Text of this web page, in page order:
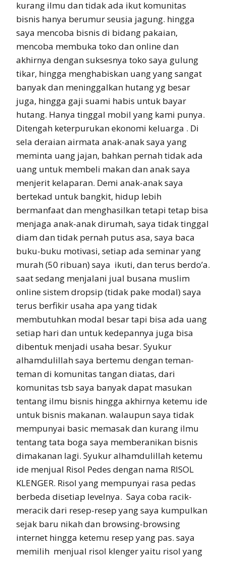
kurang ilmu dan tidak ada ikut komunitas
bisnis hanya berumur seusia jagung. hingga
saya mencoba bisnis di bidang pakaian,
mencoba membuka toko dan online dan
akhirnya dengan suksesnya toko saya gulung
tikar, hingga menghabiskan uang yang sangat
banyak dan meninggalkan hutang yg besar
juga, hingga gaji suami habis untuk bayar
hutang. Hanya tinggal mobil yang kami punya.
Ditengah keterpurukan ekonomi keluarga . Di
sela deraian airmata anak-anak saya yang
meminta uang jajan, bahkan pernah tidak ada
uang untuk membeli makan dan anak saya
menjerit kelaparan. Demi anak-anak saya
bertekad untuk bangkit, hidup lebih
bermanfaat dan menghasilkan tetapi tetap bisa
menjaga anak-anak dirumah, saya tidak tinggal
diam dan tidak pernah putus asa, saya baca
buku-buku motivasi, setiap ada seminar yang
murah (50 ribuan) saya ikuti, dan terus berdo’a.
saat sedang menjalani jual busana muslim
online sistem dropsip (tidak pake modal) saya
terus berfikir usaha apa yang tidak
membutuhkan modal besar tapi bisa ada uang
setiap hari dan untuk kedepannya juga bisa
dibentuk menjadi usaha besar. Syukur
alhamdulillah saya bertemu dengan teman-
teman di komunitas tangan diatas, dari
komunitas tsb saya banyak dapat masukan
tentang ilmu bisnis hingga akhirnya ketemu ide
untuk bisnis makanan. walaupun saya tidak
mempunyai basic memasak dan kurang ilmu
tentang tata boga saya memberanikan bisnis
dimakanan lagi. Syukur alhamdulillah ketemu
ide menjual Risol Pedes dengan nama RISOL
KLENGER. Risol yang mempunyai rasa pedas
berbeda disetiap levelnya. Saya coba racik-
meracik dari resep-resep yang saya kumpulkan
sejak baru nikah dan browsing-browsing
internet hingga ketemu resep yang pas. saya
memilih menjual risol klenger yaitu risol yang